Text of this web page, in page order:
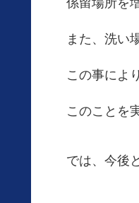
係留場所を
また、洗い
この事によ
このことを
では、今後